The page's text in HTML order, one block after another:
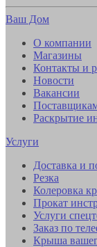
Ваш Дом
О компании
Магазины
Контакты и
Новости
Вакансии
Раскрытие
Услуги
Доставка и
Резка
Колеровка
Прокат
Услуги
Заказ по
Крыша